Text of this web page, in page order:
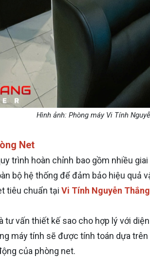
Hình ảnh: Phòng máy Vi Tính
Net
trình hoàn chỉnh bao gồm nhiều
bộ hệ thống để đảm bảo hiệu quả
tiêu chuẩn tại Vi Tính Nguyễn Thắng
vấn thiết kế sao cho hợp lý với
máy tính sẽ được tính toán dựa
của phòng net.